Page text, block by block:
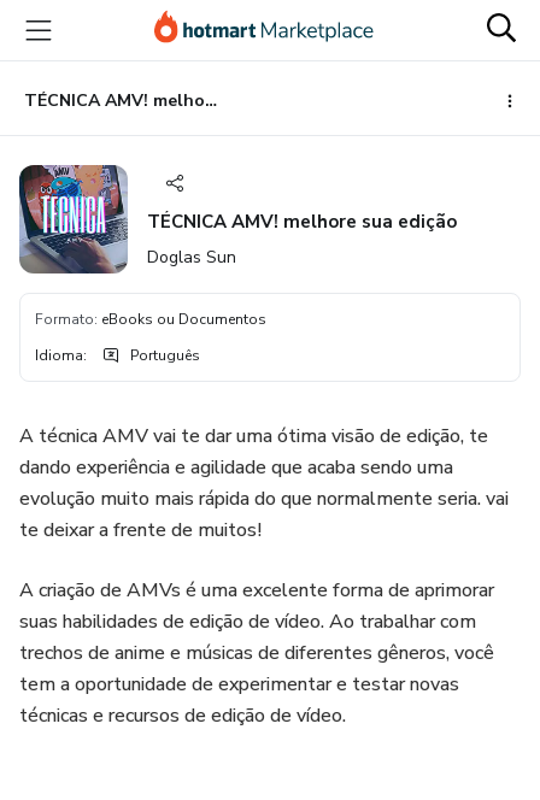
para
conteúdo
principal
para
pagamento
para
rodapé
TÉCNICA AMV! melhore sua edição
TÉCNICA AMV! melhore sua edição
Doglas Sun
Formato: eBooks ou Documentos
Idioma: Português
A técnica AMV vai te dar uma ótima visão de edição, te
dando experiência e agilidade que acaba sendo uma
evolução muito mais rápida do que normalmente seria. vai
te deixar a frente de muitos!
A criação de AMVs é uma excelente forma de aprimorar
suas habilidades de edição de vídeo. Ao trabalhar com
trechos de anime e músicas de diferentes gêneros, você
tem a oportunidade de experimentar e testar novas
técnicas e recursos de edição de vídeo.